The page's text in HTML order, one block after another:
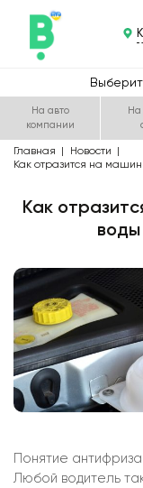
На авто
компании
На
Главная
Новости
Как отразится на
Как
Понятие
Любой водитель